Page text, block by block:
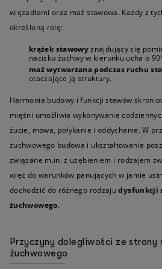
więzadłami oraz maź stawowa. Każdy z
określoną rolę:
krążek stawowyznajdujący się
nacisku żuchwy w kierunku ucha o
maź wytwarzana podczas ruchu
otaczające ją struktury.
Harmonia budowy i funkcji stawów
mięśni umożliwia wykonywanie
żucie, mowa, połykanie i oddychanie. W
żuchwowego budowa i ukształtowanie
związane m.in. z uzębieniem i rodzajem
więc do warunków panujących w jamie
dochodzić do różnego rodzajudysfunkcji
żuchwowego.
Przyczyny dolegliwości ze strony
żuchwowego